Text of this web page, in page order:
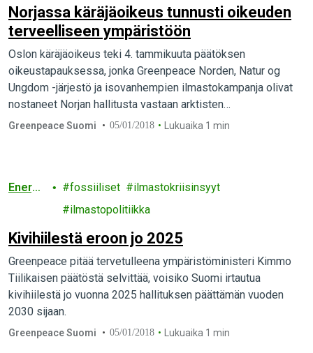
Norjassa käräjäoikeus tunnusti oikeuden
terveelliseen ympäristöön
Oslon käräjäoikeus teki 4. tammikuuta päätöksen
oikeustapauksessa, jonka Greenpeace Norden, Natur og
Ungdom -järjestö ja isovanhempien ilmastokampanja olivat
nostaneet Norjan hallitusta vastaan arktisten
öljynporauslupien myöntämisestä.
Greenpeace Suomi 05/01/2018 Lukuaika 1 min
Energi
fossiiliset
ilmastokriisinsyyt
ilmastopolitiikka
Kivihiilestä eroon jo 2025
Greenpeace pitää tervetulleena ympäristöministeri Kimmo
Tiilikaisen päätöstä selvittää, voisiko Suomi irtautua
kivihiilestä jo vuonna 2025 hallituksen päättämän vuoden
2030 sijaan.
Greenpeace Suomi 05/01/2018 Lukuaika 1 min